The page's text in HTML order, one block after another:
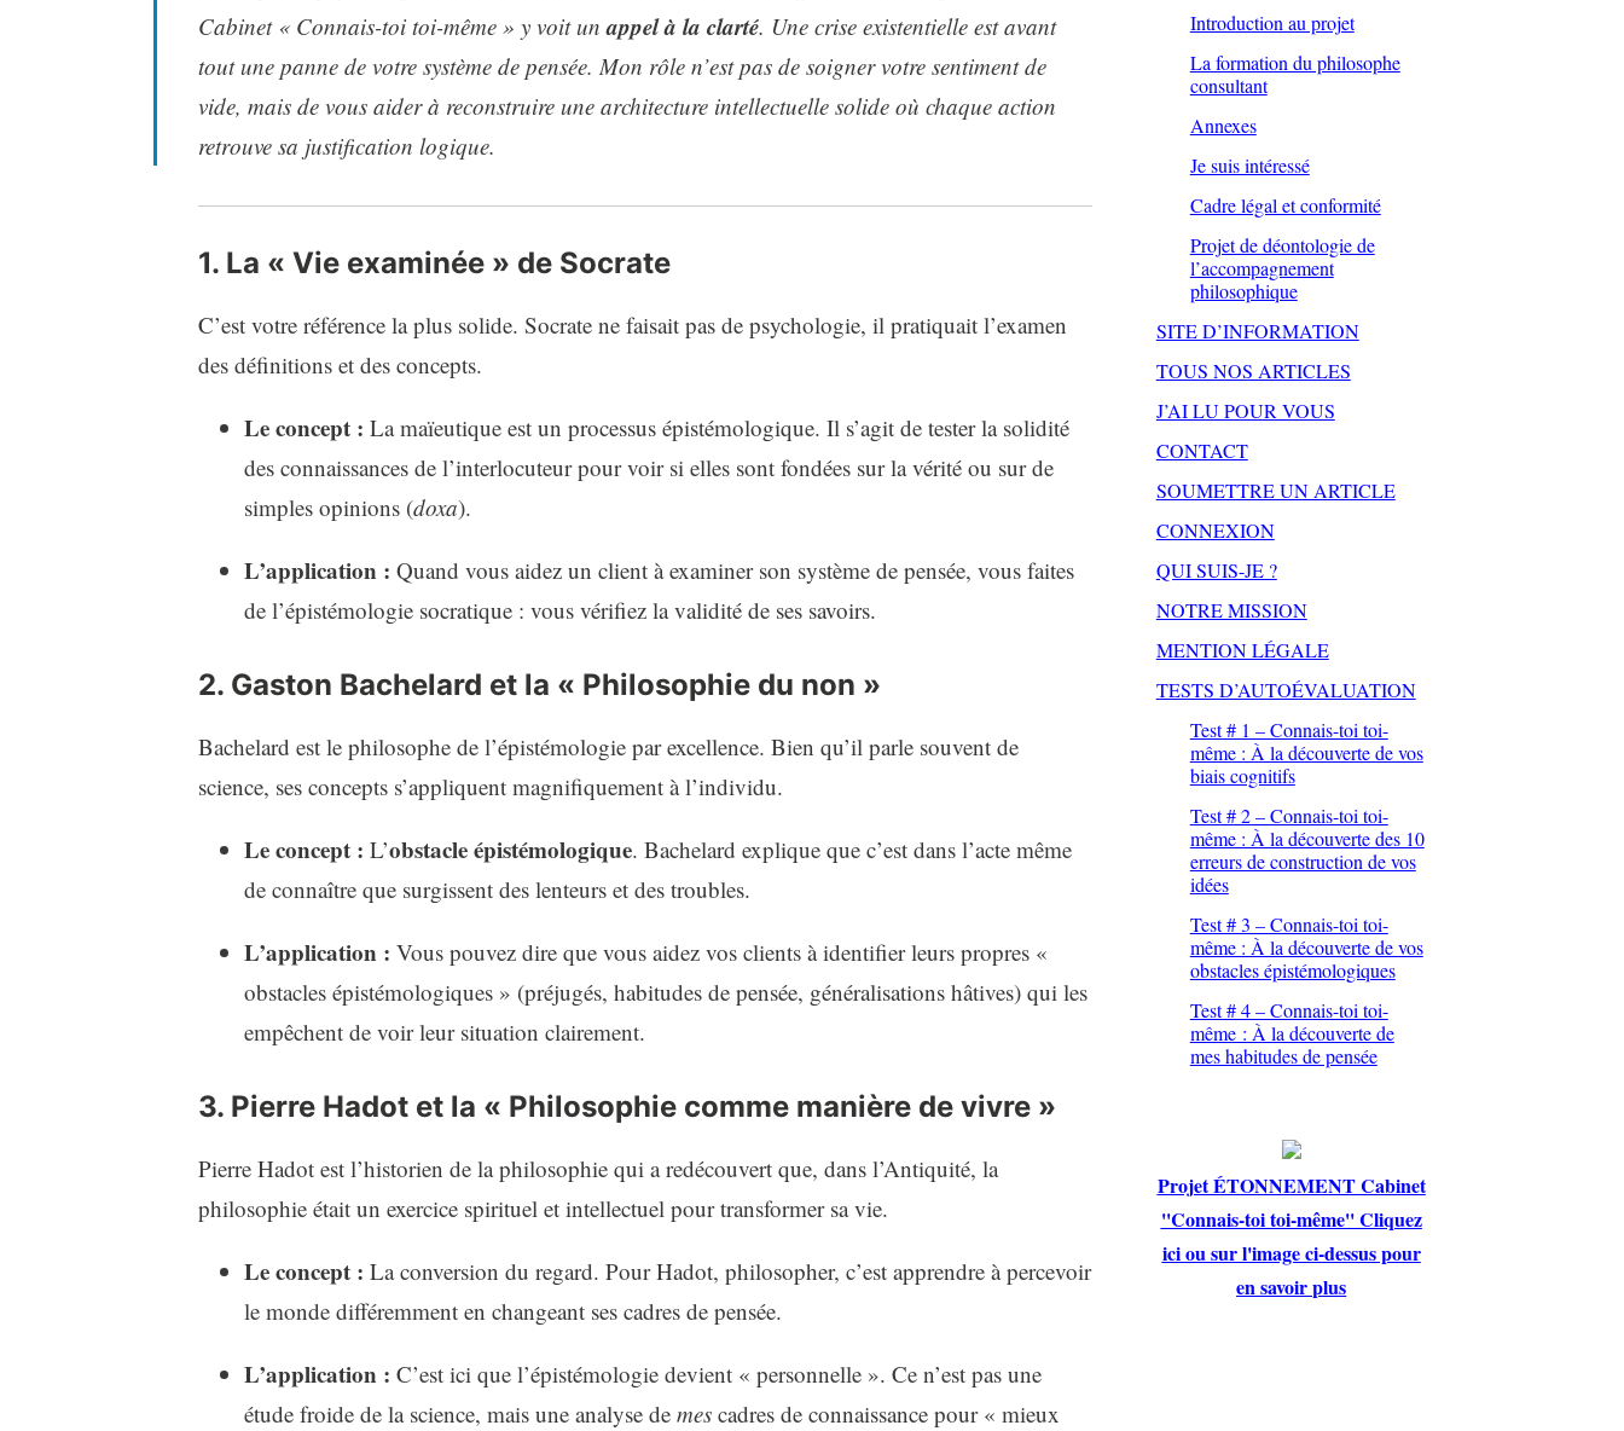
Cabinet « Connais-toi toi-même » y voit unappel à la clarté. Une crise existentielle est avant
tout une panne de votre système de pensée. Mon rôle n’est pas de soigner votre sentiment de
vide, mais de vous aider à reconstruire une architecture intellectuelle solide où chaque action
retrouve sa justification logique.
1. La « Vie examinée » de Socrate
C’est votre référence la plus solide. Socrate ne faisait pas de psychologie, il pratiquait l’examen
des définitions et des concepts.
Le concept : La maïeutique est un processus épistémologique. Il s’agit de tester la solidité
des connaissances de l’interlocuteur pour voir si elles sont fondées sur la vérité ou sur de
simples opinions (doxa).
L’application : Quand vous aidez un client à examiner son système de pensée, vous faites
de l’épistémologie socratique : vous vérifiez la validité de ses savoirs.
2. Gaston Bachelard et la « Philosophie du non »
Bachelard est le philosophe de l’épistémologie par excellence. Bien qu’il parle souvent de
science, ses concepts s’appliquent magnifiquement à l’individu.
Le concept : L’obstacle épistémologique. Bachelard explique que c’est dans l’acte même
de connaître que surgissent des lenteurs et des troubles.
L’application : Vous pouvez dire que vous aidez vos clients à identifier leurs propres «
obstacles épistémologiques » (préjugés, habitudes de pensée, généralisations hâtives) qui les
empêchent de voir leur situation clairement.
3. Pierre Hadot et la « Philosophie comme manière de vivre »
Pierre Hadot est l’historien de la philosophie qui a redécouvert que, dans l’Antiquité, la
philosophie était un exercice spirituel et intellectuel pour transformer sa vie.
Le concept : La conversion du regard. Pour Hadot, philosopher, c’est apprendre à percevoir
le monde différemment en changeant ses cadres de pensée.
L’application : C’est ici que l’épistémologie devient « personnelle ». Ce n’est pas une
étude froide de la science, mais une analyse de mescadres de connaissance pour « mieux
Introduction au projet
La formation du philosophe
consultant
Annexes
Je suis intéressé
Cadre légal et conformité
Projet de déontologie de
l’accompagnement
philosophique
SITE D’INFORMATION
TOUS NOS ARTICLES
J’AI LU POUR VOUS
CONTACT
SOUMETTRE UN ARTICLE
CONNEXION
QUI SUIS-JE ?
NOTRE MISSION
MENTION LÉGALE
TESTS D’AUTOÉVALUATION
Test # 1 – Connais-toi toi-
même : À la découverte de vos
biais cognitifs
Test # 2 – Connais-toi toi-
même : À la découverte des 10
erreurs de construction de vos
idées
Test # 3 – Connais-toi toi-
même : À la découverte de vos
obstacles épistémologiques
Test # 4 – Connais-toi toi-
même : À la découverte de
mes habitudes de pensée
Projet ÉTONNEMENT Cabinet
''Connais-toi toi-même'' Cliquez
ici ou sur l'image ci-dessus pour
en savoir plus